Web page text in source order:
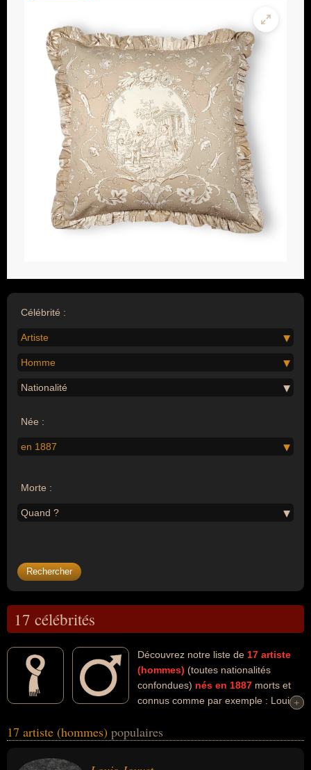
Célébrité :
Artiste
Homme
Nationalité
Née :
en 1887
Morte :
Quand ?
17 célébrités
Découvrez notre liste de 17 artiste
(hommes) (toutes nationalités
confondues) nés en 1887 morts et
connus comme par exemple : Louis
Blaise Cendrars, Arthur Rubinstein, Marc Chagall, Albert Willemetz,
masculin) peuvent avoir des liens variés dans les domaines de l'art,
+
+
17 artiste (hommes) populaires